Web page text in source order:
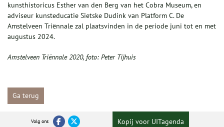
kunsthistoricus Esther van den Berg van het Cobra Museum, en
adviseur kunsteducatie Sietske Dudink van Platform C. De
Amstelveen Triënnale zal plaatsvinden in de periode juni tot en met
augustus 2024.
Amstelveen Triënnale 2020, foto: Peter Tijhuis
Ga terug
Volg ons Kopij voor UITagenda